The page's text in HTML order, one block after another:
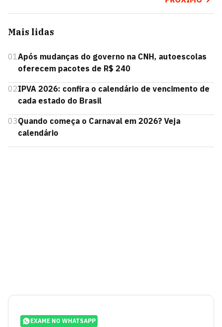
Mais lidas
01Após mudanças do governo na CNH, autoescolas
oferecem pacotes de R$ 240
02IPVA 2026: confira o calendário de vencimento de
cada estado do Brasil
03Quando começa o Carnaval em 2026? Veja
calendário
EXAME NO WHATSAPP